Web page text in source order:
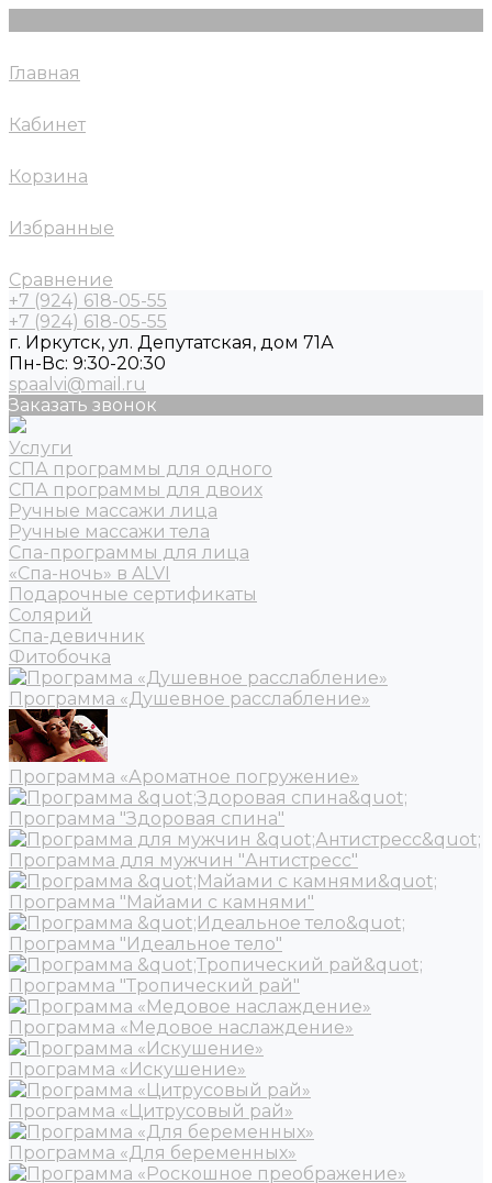
Главная
Кабинет
Корзина
Избранные
Сравнение
+7 (924) 618-05-55
+7 (924) 618-05-55
г. Иркутск, ул. Депутатская, дом 71А
Пн-Вс: 9:30-20:30
spaalvi@mail.ru
Заказать звонок
Услуги
СПА программы для одного
СПА программы для двоих
Ручные массажи лица
Ручные массажи тела
Спа-программы для лица
«Спа-ночь» в ALVI
Подарочные сертификаты
Солярий
Спа-девичник
Фитобочка
Программа «Душевное расслабление»
Программа «Ароматное погружение»
Программа "Здоровая спина"
Программа для мужчин "Антистресс"
Программа "Майами с камнями"
Программа "Идеальное тело"
Программа "Тропический рай"
Программа «Медовое наслаждение»
Программа «Искушение»
Программа «Цитрусовый рай»
Программа «Для беременных»